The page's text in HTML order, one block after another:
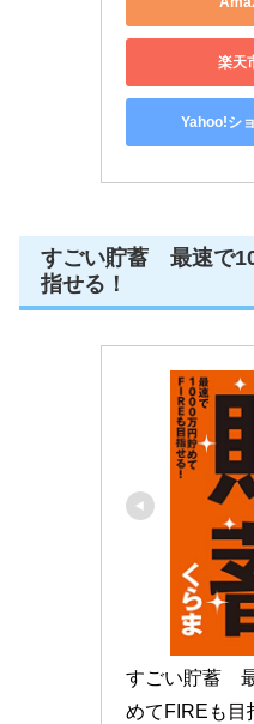
楽天
Yahoo!シ
すごい貯蓄 最速で
指せる！
すごい貯蓄　
めてFIREも目